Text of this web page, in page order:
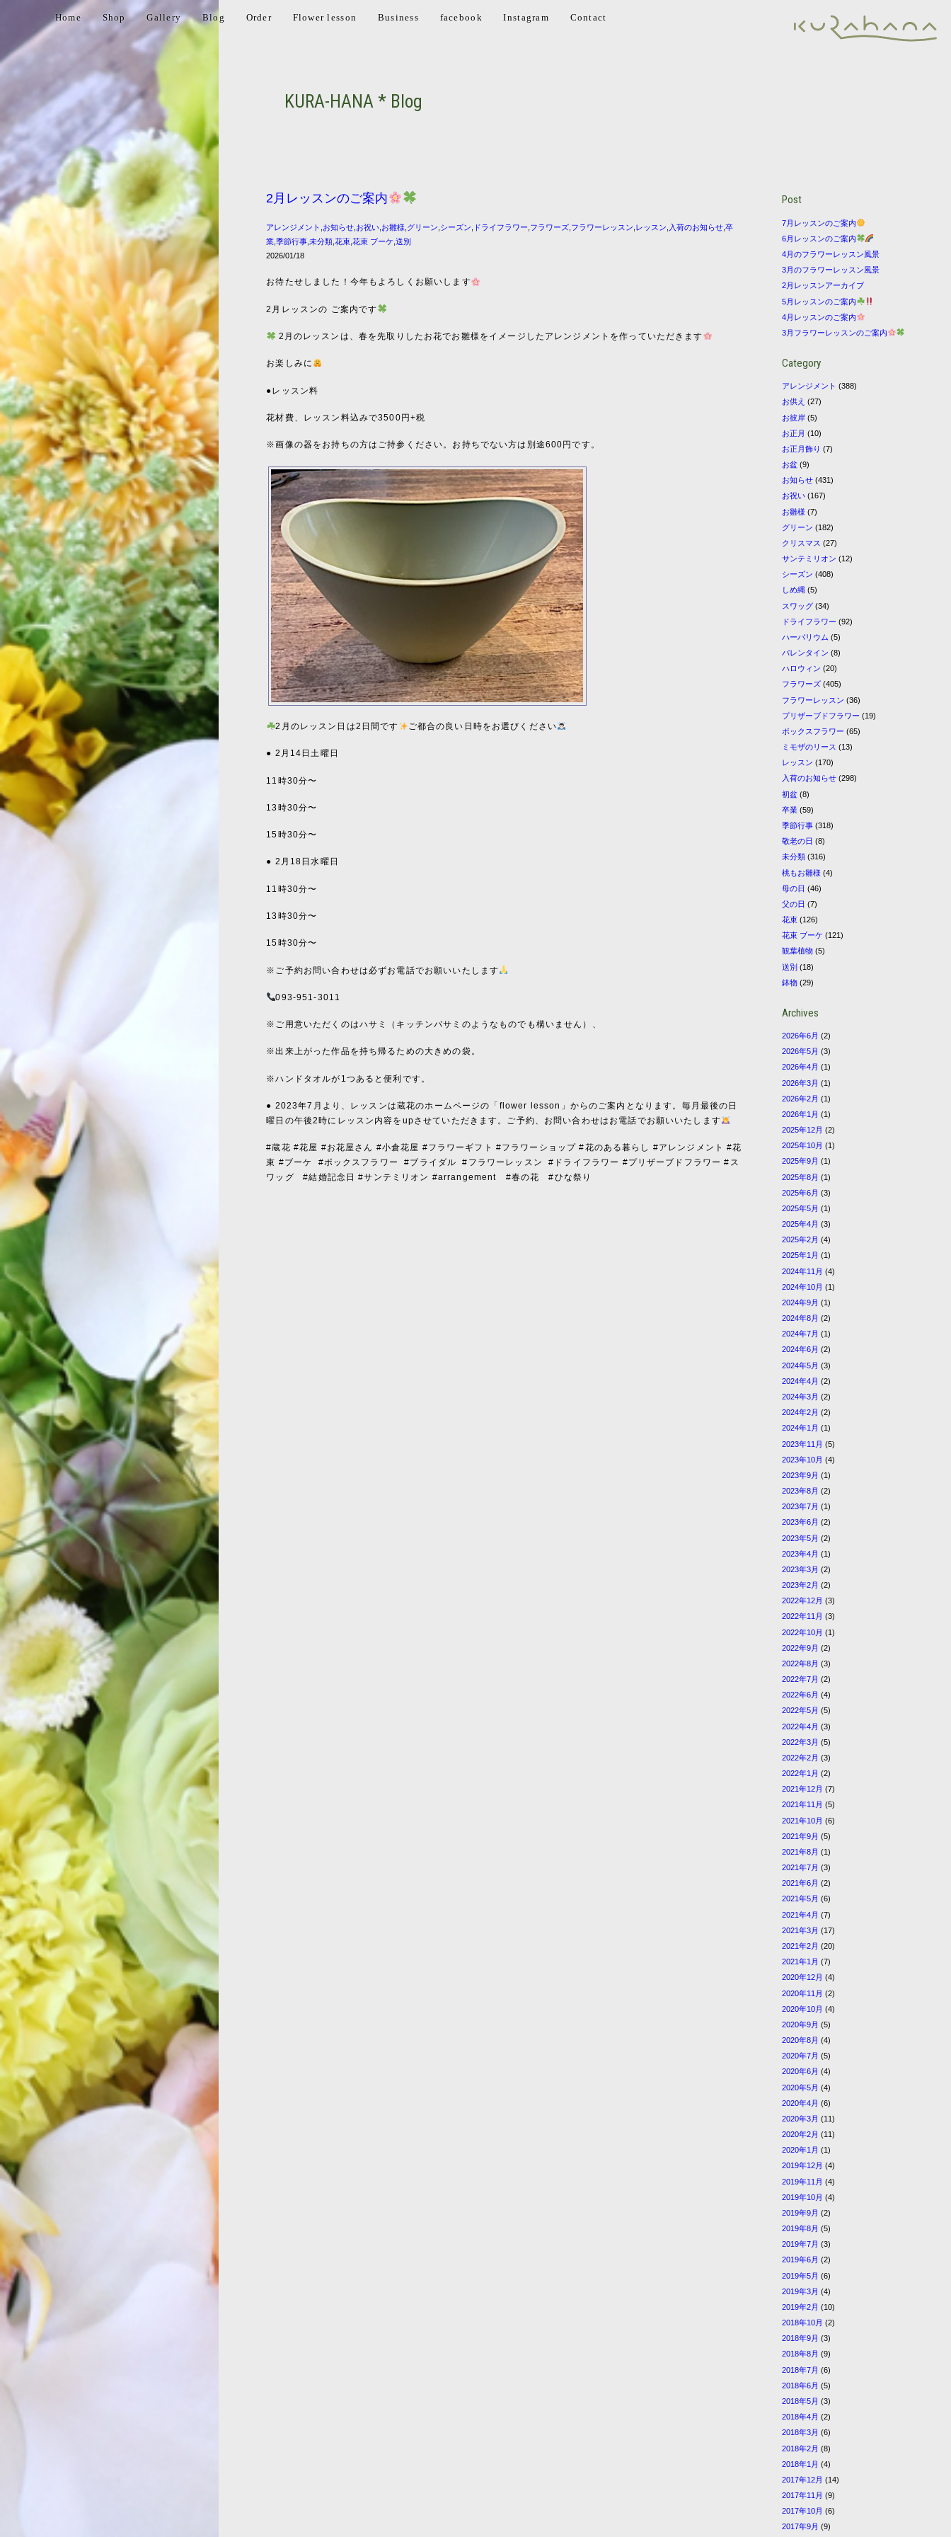
Home Shop Gallery Blog Order Flower lesson Business facebook Instagram Contact
KURA-HANA * Blog
2月レッスンのご案内
アレンジメント お知らせ お祝い お雛様 グリーン シーズン ドライフラワー フラワーズ フラワーレッスン レッスン 入荷のお知らせ ,卒
業 ,季節行事 ,未分類 ,花束 ,花束 ブーケ ,送別
2026/01/18
お待たせしました！今年もよろしくお願いします
2月レッスンの ご案内です
2月のレッスンは、春を先取りしたお花でお雛様をイメージしたアレンジメントを作っていただきます
お楽しみに
●レッスン料
花材費、レッスン料込みで3500円+税
※画像の器をお持ちの方はご持参ください。お持ちでない方は別途600円です。
2月のレッスン日は2日間です ご都合の良い日時をお選びください
● 2月14日土曜日
11時30分〜
13時30分〜
15時30分〜
● 2月18日水曜日
11時30分〜
13時30分〜
15時30分〜
※ご予約お問い合わせは必ずお電話でお願いいたします
093-951-3011
※ご用意いただくのはハサミ（キッチンバサミのようなものでも構いません）、
※出来上がった作品を持ち帰るための大きめの袋。
※ハンドタオルが1つあると便利です。
● 2023年7月より、レッスンは蔵花のホームページの「flower lesson」からのご案内となります。毎月最後の日
曜日の午後2時にレッスン内容をupさせていただきます。ご予約、お問い合わせはお電話でお願いいたします
#蔵花 #花屋 #お花屋さん #小倉花屋 #フラワーギフト #フラワーショップ #花のある暮らし #アレンジメント #花
束 #ブーケ
#ボックスフラワー #ブライダル #フラワーレッスン
#ドライフラワー #プリザーブドフラワー #ス
ワッグ
#結婚記念日 #サンテミリオン #arrangement #春の花 #ひな祭り
Post
7月レッスンのご案内
6月レッスンのご案内
4月のフラワーレッスン風景
3月のフラワーレッスン風景
2月レッスンアーカイブ
5月レッスンのご案内
4月レッスンのご案内
3月フラワーレッスンのご案内
Category
アレンジメント (388)
お供え (27)
お彼岸 (5)
お正月 (10)
お正月飾り (7)
お盆 (9)
お知らせ (431)
お祝い (167)
お雛様 (7)
グリーン (182)
クリスマス (27)
サンテミリオン (12)
シーズン (408)
しめ縄 (5)
スワッグ (34)
ドライフラワー (92)
ハーバリウム (5)
バレンタイン (8)
ハロウィン (20)
フラワーズ (405)
フラワーレッスン (36)
プリザーブドフラワー (19)
ボックスフラワー (65)
ミモザのリース (13)
レッスン (170)
入荷のお知らせ (298)
初盆 (8)
卒業 (59)
季節行事 (318)
敬老の日 (8)
未分類 (316)
桃もお雛様 (4)
母の日 (46)
父の日 (7)
花束 (126)
花束 ブーケ (121)
観葉植物 (5)
送別 (18)
鉢物 (29)
Archives
2026年6月 (2)
2026年5月 (3)
2026年4月 (1)
2026年3月 (1)
2026年2月 (1)
2026年1月 (1)
2025年12月 (2)
2025年10月 (1)
2025年9月 (1)
2025年8月 (1)
2025年6月 (3)
2025年5月 (1)
2025年4月 (3)
2025年2月 (4)
2025年1月 (1)
2024年11月 (4)
2024年10月 (1)
2024年9月 (1)
2024年8月 (2)
2024年7月 (1)
2024年6月 (2)
2024年5月 (3)
2024年4月 (2)
2024年3月 (2)
2024年2月 (2)
2024年1月 (1)
2023年11月 (5)
2023年10月 (4)
2023年9月 (1)
2023年8月 (2)
2023年7月 (1)
2023年6月 (2)
2023年5月 (2)
2023年4月 (1)
2023年3月 (2)
2023年2月 (2)
2022年12月 (3)
2022年11月 (3)
2022年10月 (1)
2022年9月 (2)
2022年8月 (3)
2022年7月 (2)
2022年6月 (4)
2022年5月 (5)
2022年4月 (3)
2022年3月 (5)
2022年2月 (3)
2022年1月 (2)
2021年12月 (7)
2021年11月 (5)
2021年10月 (6)
2021年9月 (5)
2021年8月 (1)
2021年7月 (3)
2021年6月 (2)
2021年5月 (6)
2021年4月 (7)
2021年3月 (17)
2021年2月 (20)
2021年1月 (7)
2020年12月 (4)
2020年11月 (2)
2020年10月 (4)
2020年9月 (5)
2020年8月 (4)
2020年7月 (5)
2020年6月 (4)
2020年5月 (4)
2020年4月 (6)
2020年3月 (11)
2020年2月 (11)
2020年1月 (1)
2019年12月 (4)
2019年11月 (4)
2019年10月 (4)
2019年9月 (2)
2019年8月 (5)
2019年7月 (3)
2019年6月 (2)
2019年5月 (6)
2019年3月 (4)
2019年2月 (10)
2018年10月 (2)
2018年9月 (3)
2018年8月 (9)
2018年7月 (6)
2018年6月 (5)
2018年5月 (3)
2018年4月 (2)
2018年3月 (6)
2018年2月 (8)
2018年1月 (4)
2017年12月 (14)
2017年11月 (9)
2017年10月 (6)
2017年9月 (9)